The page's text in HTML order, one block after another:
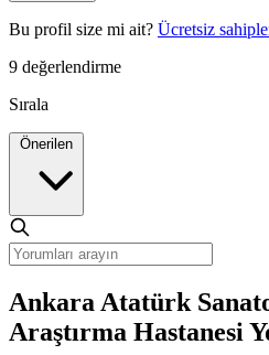
Bu profil size mi ait? Ücretsiz
9 değerlendirme
Sırala
Ankara Atatürk
Araştırma Hastanesi